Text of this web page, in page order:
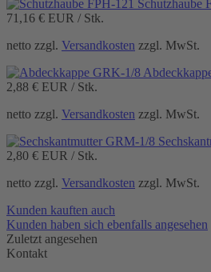
Schutzhaube
71,16 € EUR / Stk.
netto zzgl. Versandkosten zzgl. MwSt.
2,88 € EUR / Stk.
netto zzgl. Versandkosten zzgl. MwSt.
2,80 € EUR / Stk.
netto zzgl. Versandkosten zzgl. MwSt.
Kunden kauften auch
Kunden haben sich ebenfalls angesehen
Zuletzt angesehen
Kontakt